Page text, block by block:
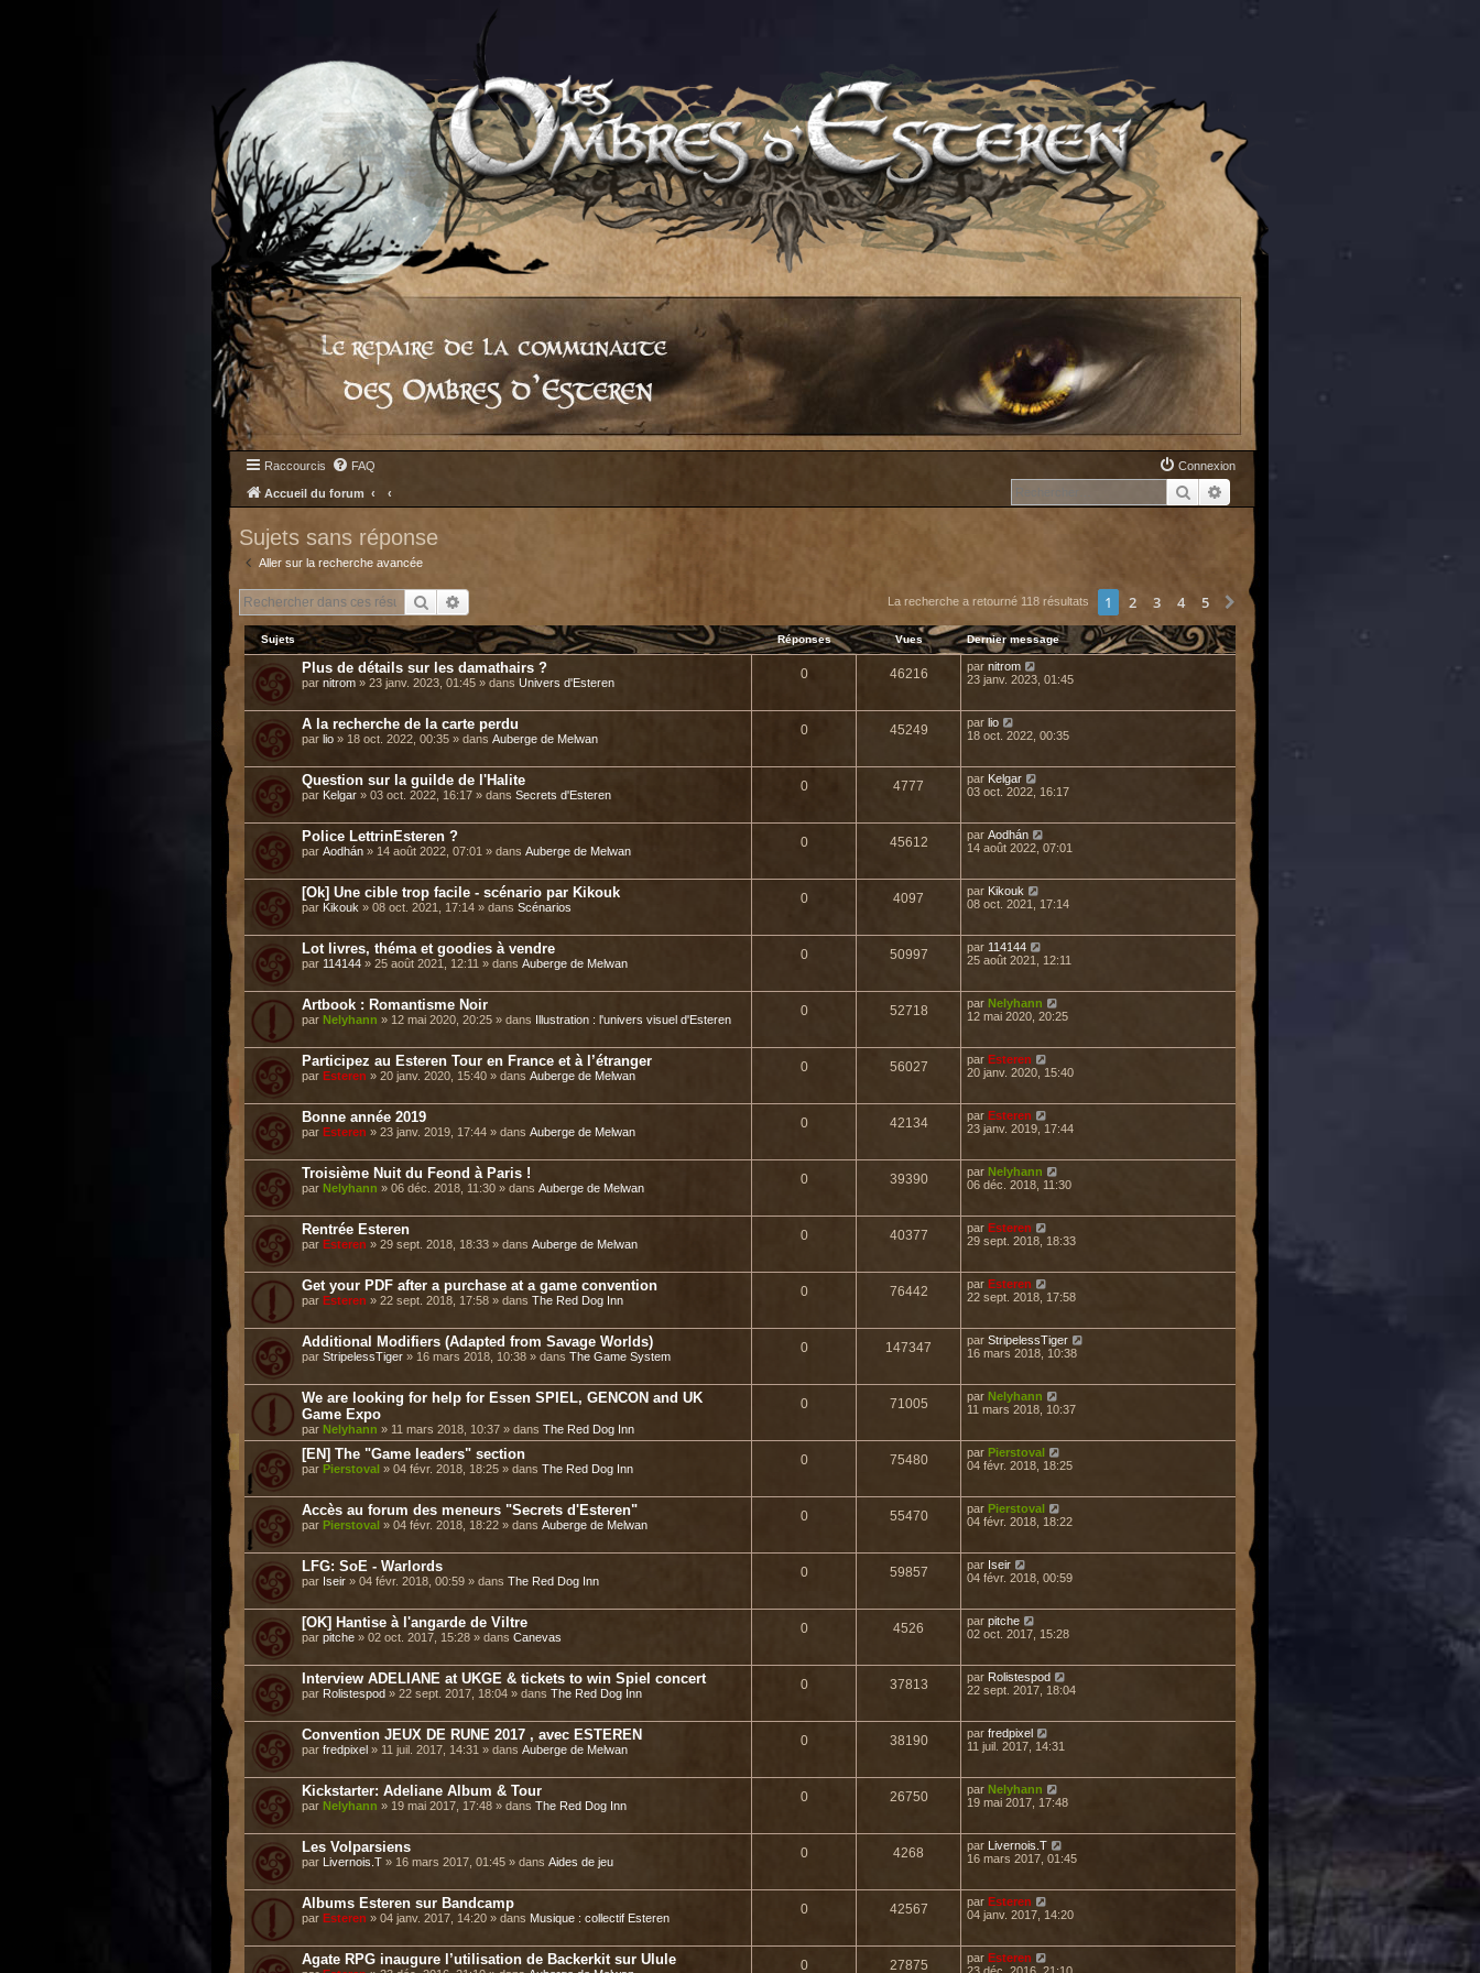
Raccourcis FAQ Connexion
Accueil du forum Rechercher
Sujets sans réponse
Aller sur la recherche avancée
Rechercher La recherche a retourné 118 résultats 1 2 3 4 5 Suivant
Sujets Réponses Vues Dernier message
Plus de détails sur les damathairs ?
par nitrom » 23 janv. 2023, 01:45 » dans Univers d'Esteren
0 46216 par nitrom
23 janv. 2023, 01:45
A la recherche de la carte perdu
par lio » 18 oct. 2022, 00:35 » dans Auberge de Melwan
0 45249 par lio
18 oct. 2022, 00:35
Question sur la guilde de l'Halite
par Kelgar » 03 oct. 2022, 16:17 » dans Secrets d'Esteren
0 4777 par Kelgar
03 oct. 2022, 16:17
Police LettrinEsteren ?
par Aodhán » 14 août 2022, 07:01 » dans Auberge de Melwan
0 45612 par Aodhán
14 août 2022, 07:01
[Ok] Une cible trop facile - scénario par Kikouk
par Kikouk » 08 oct. 2021, 17:14 » dans Scénarios
0 4097 par Kikouk
08 oct. 2021, 17:14
Lot livres, théma et goodies à vendre
par 114144 » 25 août 2021, 12:11 » dans Auberge de Melwan
0 50997 par 114144
25 août 2021, 12:11
Artbook : Romantisme Noir
par Nelyhann » 12 mai 2020, 20:25 » dans Illustration : l'univers visuel d'Esteren
0 52718 par Nelyhann
12 mai 2020, 20:25
Participez au Esteren Tour en France et à l’étranger
par Esteren » 20 janv. 2020, 15:40 » dans Auberge de Melwan
0 56027 par Esteren
20 janv. 2020, 15:40
Bonne année 2019
par Esteren » 23 janv. 2019, 17:44 » dans Auberge de Melwan
0 42134 par Esteren
23 janv. 2019, 17:44
Troisième Nuit du Feond à Paris !
par Nelyhann » 06 déc. 2018, 11:30 » dans Auberge de Melwan
0 39390 par Nelyhann
06 déc. 2018, 11:30
Rentrée Esteren
par Esteren » 29 sept. 2018, 18:33 » dans Auberge de Melwan
0 40377 par Esteren
29 sept. 2018, 18:33
Get your PDF after a purchase at a game convention
par Esteren » 22 sept. 2018, 17:58 » dans The Red Dog Inn
0 76442 par Esteren
22 sept. 2018, 17:58
Additional Modifiers (Adapted from Savage Worlds)
par StripelessTiger » 16 mars 2018, 10:38 » dans The Game System
0 147347 par StripelessTiger
16 mars 2018, 10:38
We are looking for help for Essen SPIEL, GENCON and UK
Game Expo
par Nelyhann » 11 mars 2018, 10:37 » dans The Red Dog Inn
0 71005 par Nelyhann
11 mars 2018, 10:37
[EN] The "Game leaders" section
par Pierstoval » 04 févr. 2018, 18:25 » dans The Red Dog Inn
0 75480 par Pierstoval
04 févr. 2018, 18:25
Accès au forum des meneurs "Secrets d'Esteren"
par Pierstoval » 04 févr. 2018, 18:22 » dans Auberge de Melwan
0 55470 par Pierstoval
04 févr. 2018, 18:22
LFG: SoE - Warlords
par Iseir » 04 févr. 2018, 00:59 » dans The Red Dog Inn
0 59857 par Iseir
04 févr. 2018, 00:59
[OK] Hantise à l'angarde de Viltre
par pitche » 02 oct. 2017, 15:28 » dans Canevas
0 4526 par pitche
02 oct. 2017, 15:28
Interview ADELIANE at UKGE & tickets to win Spiel concert
par Rolistespod » 22 sept. 2017, 18:04 » dans The Red Dog Inn
0 37813 par Rolistespod
22 sept. 2017, 18:04
Convention JEUX DE RUNE 2017 , avec ESTEREN
par fredpixel » 11 juil. 2017, 14:31 » dans Auberge de Melwan
0 38190 par fredpixel
11 juil. 2017, 14:31
Kickstarter: Adeliane Album & Tour
par Nelyhann » 19 mai 2017, 17:48 » dans The Red Dog Inn
0 26750 par Nelyhann
19 mai 2017, 17:48
Les Volparsiens
par Livernois.T » 16 mars 2017, 01:45 » dans Aides de jeu
0 4268 par Livernois.T
16 mars 2017, 01:45
Albums Esteren sur Bandcamp
par Esteren » 04 janv. 2017, 14:20 » dans Musique : collectif Esteren
0 42567 par Esteren
04 janv. 2017, 14:20
Agate RPG inaugure l’utilisation de Backerkit sur Ulule 0 27875 par Esteren
23 déc. 2016, 21:10